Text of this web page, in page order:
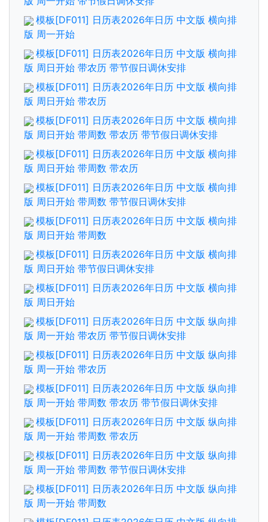
模板[DF011] 日历表2026年日历 中文版 横向排
版 周一开始
模板[DF011] 日历表2026年日历 中文版 横向排
版 周日开始 带农历 带节假日调休安排
模板[DF011] 日历表2026年日历 中文版 横向排
版 周日开始 带农历
模板[DF011] 日历表2026年日历 中文版 横向排
版 周日开始 带周数 带农历 带节假日调休安排
模板[DF011] 日历表2026年日历 中文版 横向排
版 周日开始 带周数 带农历
模板[DF011] 日历表2026年日历 中文版 横向排
版 周日开始 带周数 带节假日调休安排
模板[DF011] 日历表2026年日历 中文版 横向排
版 周日开始 带周数
模板[DF011] 日历表2026年日历 中文版 横向排
版 周日开始 带节假日调休安排
模板[DF011] 日历表2026年日历 中文版 横向排
版 周日开始
模板[DF011] 日历表2026年日历 中文版 纵向排
版 周一开始 带农历 带节假日调休安排
模板[DF011] 日历表2026年日历 中文版 纵向排
版 周一开始 带农历
模板[DF011] 日历表2026年日历 中文版 纵向排
版 周一开始 带周数 带农历 带节假日调休安排
模板[DF011] 日历表2026年日历 中文版 纵向排
版 周一开始 带周数 带农历
模板[DF011] 日历表2026年日历 中文版 纵向排
版 周一开始 带周数 带节假日调休安排
模板[DF011] 日历表2026年日历 中文版 纵向排
版 周一开始 带周数